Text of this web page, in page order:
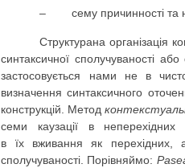
– сему причинності та
Структурана організація
синтаксичної сполучуваності
застосовується нами не в
визначення синтаксичного
конструкцій. Метод
семи каузації в неперехідних
в їх вживання як перехідних,
сполучуваності. Порівняймо: